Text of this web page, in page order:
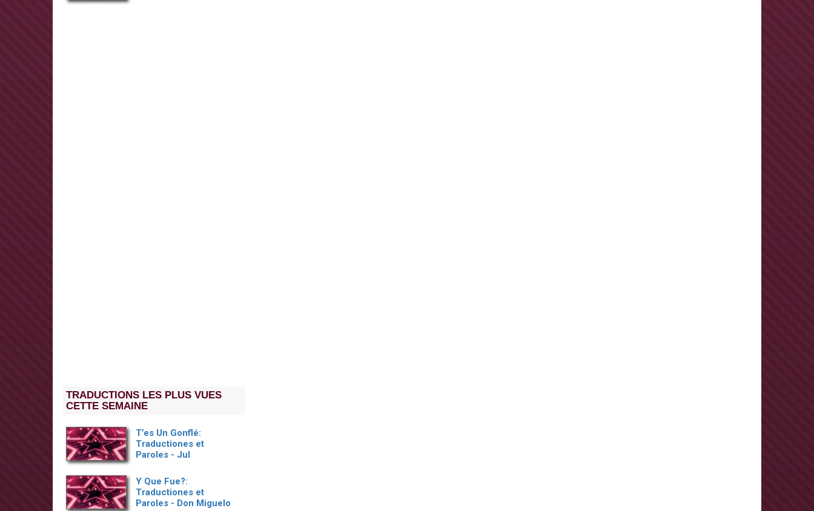
TRADUCTIONS LES PLUS VUES
CETTE SEMAINE
T’es Un Gonflé:
Traductiones et
Paroles - Jul
Y Que Fue?:
Traductiones et
Paroles - Don Miguelo